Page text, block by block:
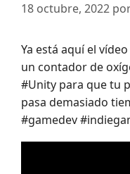
18 octubre, 2022
Ya está aquí el
un contador de
#Unity para que tu
pasa demasiado
#gamedev